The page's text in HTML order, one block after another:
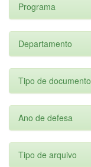
Programa
Departamento
Tipo de documento
Ano de defesa
Tipo de arquivo